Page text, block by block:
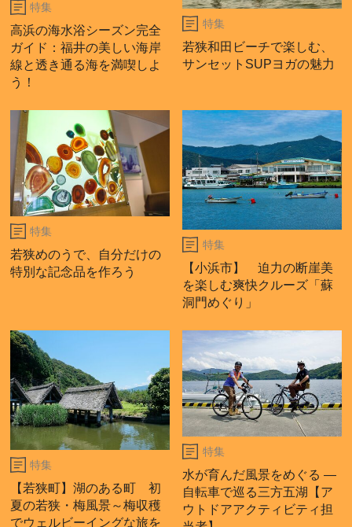
特集
高浜の海水浴シーズン完全
ガイド：福井の美しい海岸
線と透き通る海を満喫しよ
う！
特集
若狭和田ビーチで楽しむ、
サンセットSUPヨガの魅力
特集
若狭めのうで、自分だけの
特別な記念品を作ろう
特集
【小浜市】 迫力の断崖美
を楽しむ爽快クルーズ「蘇
洞門めぐり」
特集
【若狭町】湖のある町 初
夏の若狭・梅風景～梅収穫
でウェルビーイングな旅を
特集
水が育んだ風景をめぐる ―
自転車で巡る三方五湖【ア
ウトドアアクティビティ担